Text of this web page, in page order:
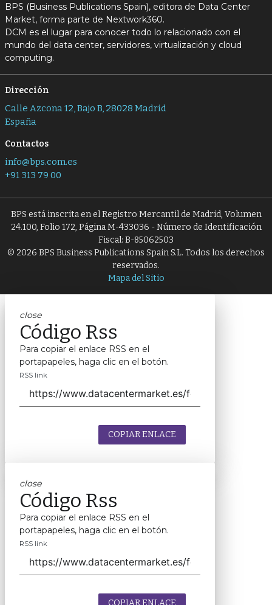
BPS (Business Publications Spain), editora de Data Center
Market, forma parte de Nextwork360.
DCM es el lugar para conocer todo lo relacionado con el
mundo del data center, servidores, virtualización y cloud
computing.
Dirección
Calle Azcona 12, Bajo B, 28028 Madrid
España
Contactos
info@bps.com.es
+91 313 79 00
BPS está inscrita en el Registro Mercantil de Madrid, Volumen
24.100, Folio 172, Página M-433036 - Número de Identificación
Fiscal: B-85062503
© 2026 BPS Business Publications Spain S.L. Todos los derechos
reservados.
Mapa del Sitio
close
Código Rss
Para copiar el enlace RSS en el
portapapeles, haga clic en el botón.
RSS link
COPIAR ENLACE
close
Código Rss
Para copiar el enlace RSS en el
portapapeles, haga clic en el botón.
RSS link
COPIAR ENLACE